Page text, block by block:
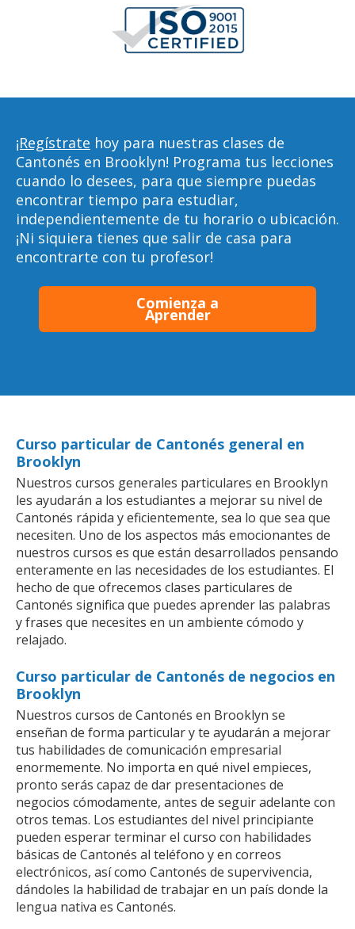
¡Regístrate hoy para nuestras clases de
Cantonés en Brooklyn! Programa tus lecciones
cuando lo desees, para que siempre puedas
encontrar tiempo para estudiar,
independientemente de tu horario o ubicación.
¡Ni siquiera tienes que salir de casa para
encontrarte con tu profesor!
Comienza a
Aprender
Curso particular de Cantonés general en
Brooklyn
Nuestros cursos generales particulares en Brooklyn
les ayudarán a los estudiantes a mejorar su nivel de
Cantonés rápida y eficientemente, sea lo que sea que
necesiten. Uno de los aspectos más emocionantes de
nuestros cursos es que están desarrollados pensando
enteramente en las necesidades de los estudiantes. El
hecho de que ofrecemos clases particulares de
Cantonés significa que puedes aprender las palabras
y frases que necesites en un ambiente cómodo y
relajado.
Curso particular de Cantonés de negocios en
Brooklyn
Nuestros cursos de Cantonés en Brooklyn se
enseñan de forma particular y te ayudarán a mejorar
tus habilidades de comunicación empresarial
enormemente. No importa en qué nivel empieces,
pronto serás capaz de dar presentaciones de
negocios cómodamente, antes de seguir adelante con
otros temas. Los estudiantes del nivel principiante
pueden esperar terminar el curso con habilidades
básicas de Cantonés al teléfono y en correos
electrónicos, así como Cantonés de supervivencia,
dándoles la habilidad de trabajar en un país donde la
lengua nativa es Cantonés.